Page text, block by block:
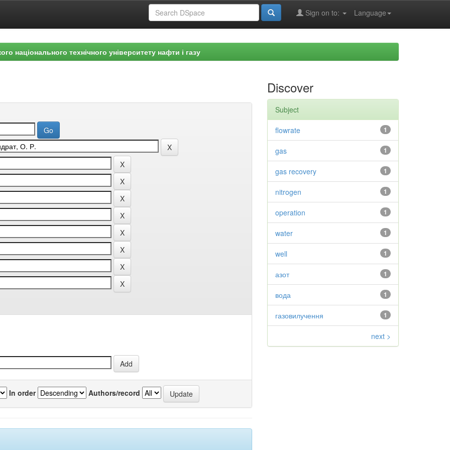
Language
Sign on to:
національного технічного університету нафти і газу
In order Authors/record
Discover
Subject
1
flowrate
1
gas
1
gas recovery
1
nitrogen
1
operation
1
water
1
well
1
азот
1
вода
1
газовилучення
next >